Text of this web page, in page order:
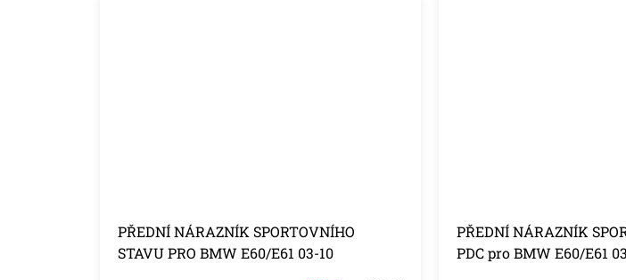
PŘEDNÍ NÁRAZNÍK SPORTOVNÍHO
STAVU PRO BMW E60/E61 03-10
PŘEDNÍ NÁRAZNÍK
PDC pro BMW E60/E61